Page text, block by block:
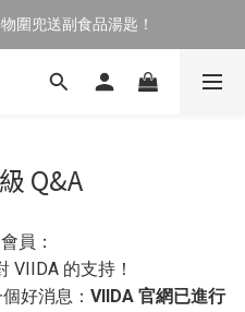
購現折 $100！🔥
圍兜送副食品湯匙！
湯匙⏰限時買 1 送 1
Q&A
員：
VIIDA 的支持！
好消息： VIIDA 官網已進行